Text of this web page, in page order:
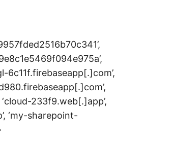
6c11f.firebaseapp[.]com’,
233f9.web[.]app’,
‘my-sharepoint-